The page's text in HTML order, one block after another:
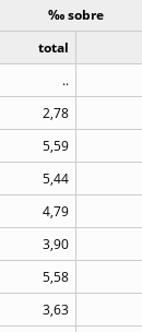
‰ sobre
total
..
2,78
5,59
5,44
4,79
3,90
5,58
3,63